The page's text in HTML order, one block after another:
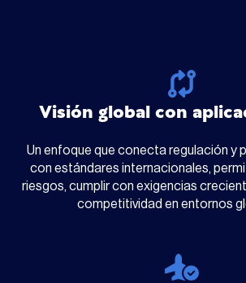
Visión global con
Un enfoque que conecta regulación y
con estándares internacionales,
riesgos, cumplir con exigencias
competitividad en entornos